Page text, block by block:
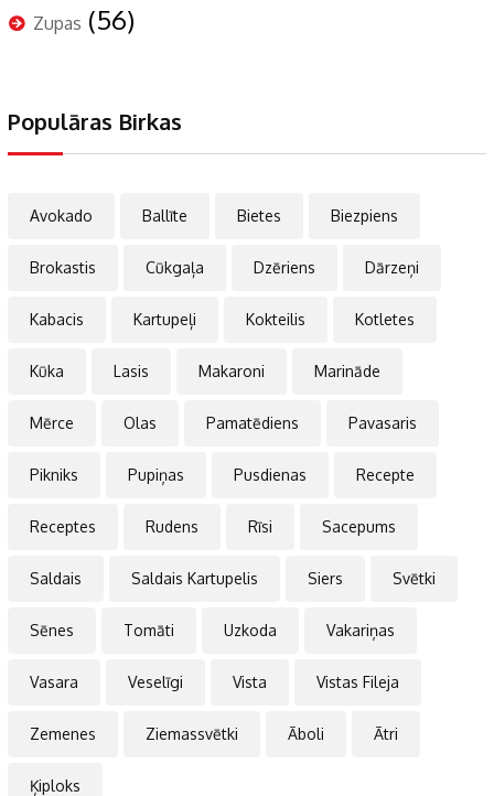
Zupas (56)
Populāras Birkas
Avokado Ballīte Bietes Biezpiens
Brokastis Cūkgaļa Dzēriens Dārzeņi
Kabacis Kartupeļi Kokteilis Kotletes
Kūka Lasis Makaroni Marināde
Mērce Olas Pamatēdiens Pavasaris
Pikniks Pupiņas Pusdienas Recepte
Receptes Rudens Rīsi Sacepums
Saldais Saldais Kartupelis Siers Svētki
Sēnes Tomāti Uzkoda Vakariņas
Vasara Veselīgi Vista Vistas Fileja
Zemenes Ziemassvētki Āboli Ātri
Ķiploks